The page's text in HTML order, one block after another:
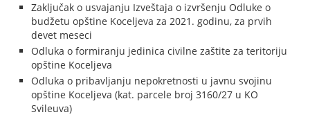
Zaključak o usvajanju Izveštaja o izvršenju Odluke o
budžetu opštine Koceljeva za 2021. godinu, za prvih
devet meseci
Odluka o formiranju jedinica civilne zaštite za teritoriju
opštine Koceljeva
Odluka o pribavljanju nepokretnosti u javnu svojinu
opštine Koceljeva (kat. parcele broj 3160/27 u KO
Svileuva)